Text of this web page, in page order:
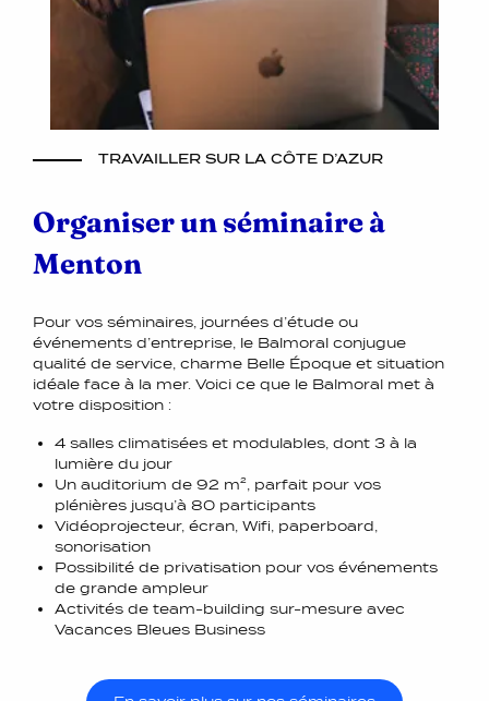
TRAVAILLER SUR LA CÔTE D’AZUR
Organiser un séminaire à
Menton
Pour vos séminaires, journées d’étude ou
événements d’entreprise, le Balmoral conjugue
qualité de service, charme Belle Époque et situation
idéale face à la mer. Voici ce que le Balmoral met à
votre disposition :
4 salles climatisées et modulables, dont 3 à la
lumière du jour
Un auditorium de 92 m², parfait pour vos
plénières jusqu’à 80 participants
Vidéoprojecteur, écran, Wifi, paperboard,
sonorisation
Possibilité de privatisation pour vos événements
de grande ampleur
Activités de team-building sur-mesure avec
Vacances Bleues Business